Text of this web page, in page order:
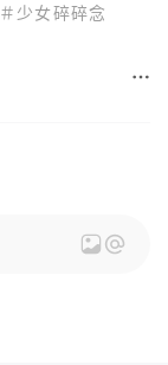
＃ 少女碎碎念